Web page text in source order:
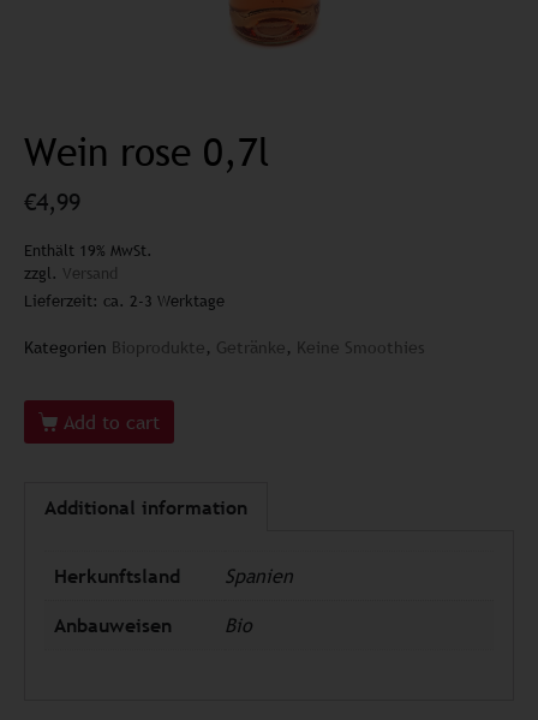
Wein rose 0,7l
€4,99
Enthält 19% MwSt.
zzgl. Versand
Lieferzeit: ca. 2-3 Werktage
Kategorien Bioprodukte, Getränke, Keine Smoothies
Add to cart
Additional information
Herkunftsland
Spanien
Anbauweisen
Bio